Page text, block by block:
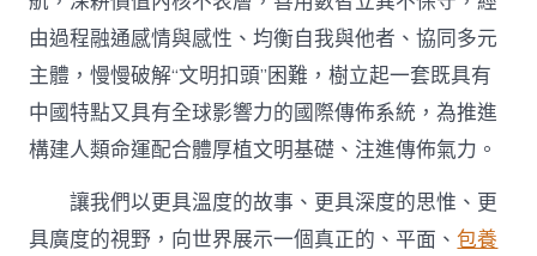
由過程融通感情與感性、均衡自我與他者、協同多元
主體，慢慢破解“文明扣頭”困難，樹立起一套既具有
中國特點又具有全球影響力的國際傳佈系統，為推進
構建人類命運配合體厚植文明基礎、注進傳佈氣力。
讓我們以更具溫度的故事、更具深度的思惟、更
具廣度的視野，向世界展示一個真正的、平面、包養